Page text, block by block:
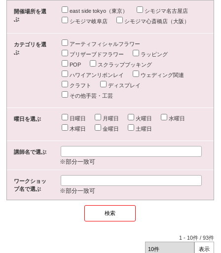
開催場所を選
ぶ
east side tokyo（東京）
シモジマ名古屋店
シモジマ岐阜店
シモジマ心斎橋店（大阪）
カテゴリを選
ぶ
アーティフィシャルフラワー
プリザーブドフラワー
ラッピング
POP
スクラップブッキング
ハワイアンリボンレイ
ウェディング関連
クラフト
ディスプレイ
その他手芸・工芸
曜日を選ぶ 日曜日 月曜日 火曜日
水曜日
木曜日
金曜日 土曜日
講師名で選ぶ
※部分一致可
ワークショッ
プ名で選ぶ
※部分一致可
1 - 10件 /93件